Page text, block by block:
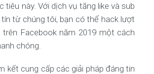
tiêu này. Với dịch vụ tăng like và sub
từ chúng tôi, bạn có thể hack lượt
Facebook năm 2019 một cách
chóng.
kết cung cấp các giải pháp đáng tin